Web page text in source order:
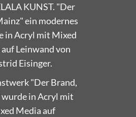
KUNST. "Der
ein modernes
in Acryl mit Mixed
Leinwand von
Eisinger.
"Der Brand,
in Acryl mit
Media auf